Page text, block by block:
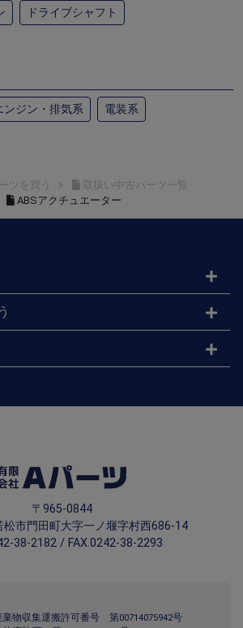
ドライブシャフト
ンジン・排気系 電装系
ツを買う
取扱い中古パーツ一覧
ABSアクチュエーター
〒965-0844
松市門田町大字一ノ堰字村西686-14
38-2182 / FAX.0242-38-2293
物収集運搬許可番号 第00714075942号